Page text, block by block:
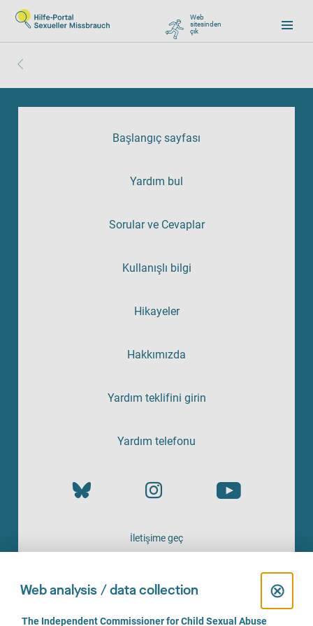
Web
sitesinden
çık, zu Google wechseln
Başlangıç sayfası
Yardım bul
Sorular ve Cevaplar
Kullanışlı bilgi
Hikayeler
Hakkımızda
Yardım teklifini girin
Yardım telefonu
İletişime geç
HIZMETI SAĞLAYAN
Web analysis / data collection ⊗
C
l
C
The Independent Commissioner for Child Sexual Abuse